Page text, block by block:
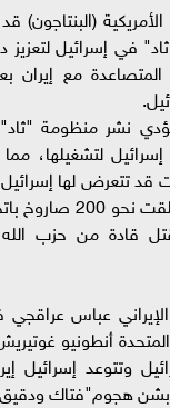
(البنتاجون)
في إسرائيل لتعزيز
مع إيران
لتشغيلها،
قد تتعرض لها إسرائيل
وكانت إيران قد
قادة من حزب
الإيراني عباس
أنطونيو
وتتوعد إسرائيل
هجوم"فتاك